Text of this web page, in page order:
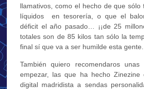
llamativos, como el hecho de que sólo
líquidos en tesorería, o que el
déficit el año pasado… ¡¡de 25
totales son de 85 kilos tan sólo la
final sí que va a ser humilde esta gente.
También quiero recomendaros unas
empezar, las que ha hecho
digital madridista a sendas